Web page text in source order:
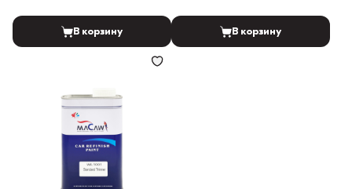
В корзину В корзину